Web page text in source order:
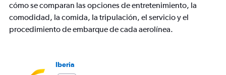
Number
of
flights.
cómo se comparan las opciones de entretenimiento, la
comodidad, la comida, la tripulación, el servicio y el
procedimiento de embarque de cada aerolínea.
Iberia